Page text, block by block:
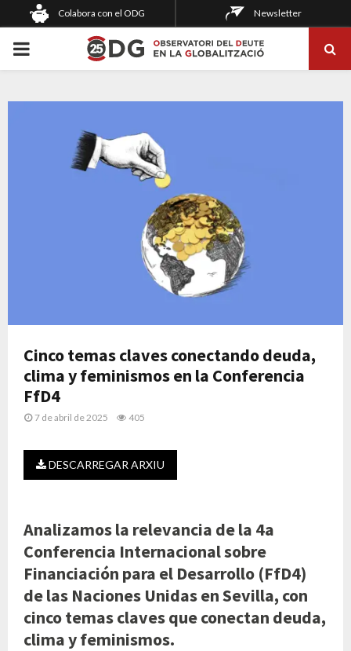
Colabora con el ODG Newsletter
PRIMARY
Cinco temas claves conectando deuda,
clima y feminismos en la Conferencia
FfD4
7 de abril de 2025 405
DESCARREGAR ARXIU
Analizamos la relevancia de la 4a
Conferencia Internacional sobre
Financiación para el Desarrollo (FfD4)
de las Naciones Unidas en Sevilla, con
cinco temas claves que conectan deuda,
clima y feminismos.